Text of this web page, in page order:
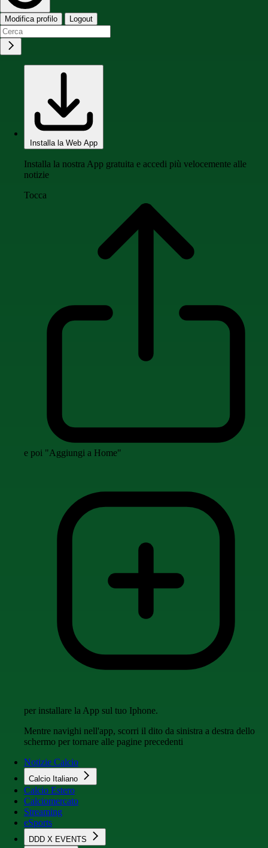
Modifica profilo Logout
Installa la Web App
Installa la nostra App gratuita e accedi più velocemente alle
notizie
Tocca
e poi "Aggiungi a Home"
per installare la App sul tuo Iphone.
Mentre navighi nell'app, scorri il dito da sinistra a destra dello
schermo per tornare alle pagine precedenti
Notizie Calcio
Calcio Italiano
Calcio Estero
Calciomercato
Streaming
eSports
DDD X EVENTS